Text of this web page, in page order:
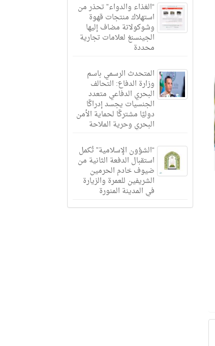
“الغذاء والدواء” تحذر من
استهلاك منتجات قهوة
وشوكولاتة مضاف إليها
الجينسنغ لعلامات تجارية
محددة
المتحدث الرسمي باسم
وزارة الدفاع: التحالف
البحري الدفاعي متعدد
الجنسيات يجسد إدراكًا
دوليًا مشتركًا لحماية الأمن
البحري وحرية الملاحة
“الشؤون الإسلامية” تُكمل
استقبال الدفعة الثانية من
ضيوف خادم الحرمين
الشريفين للعمرة والزيارة
في المدينة المنورة